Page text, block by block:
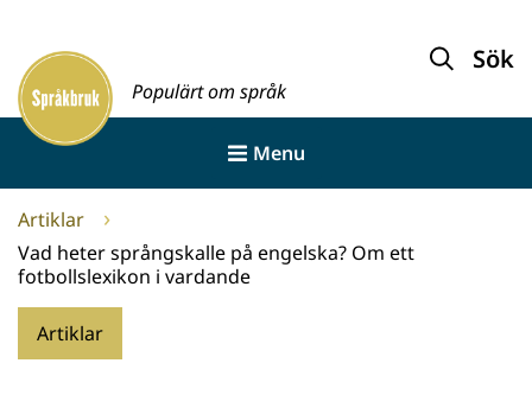
innehållet
Framsida
Populärt om språk
Sök
Menu
Artiklar
Vad heter språngskalle på engelska? Om ett
fotbollslexikon i vardande
Artiklar